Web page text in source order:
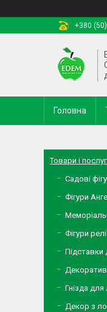
+380
Головна
Товари і
Садові
Фігури
Фігури
Підставки
Гнізда для
Декор з